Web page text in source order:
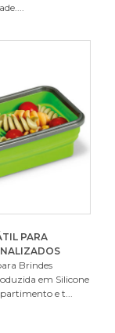
PARA
Brindes
em Silicone
e t...